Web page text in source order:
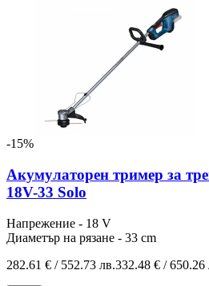
-15%
Акумулаторен тример за
18V-33 Solo
Напрежение - 18 V
Диаметър на рязане - 33 cm
282.61 € / 552.73 лв.332.48 € / 650.26